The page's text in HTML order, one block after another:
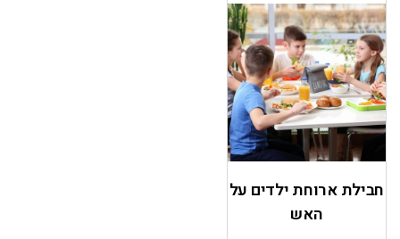
חבילת ארוחת ילדים על
האש